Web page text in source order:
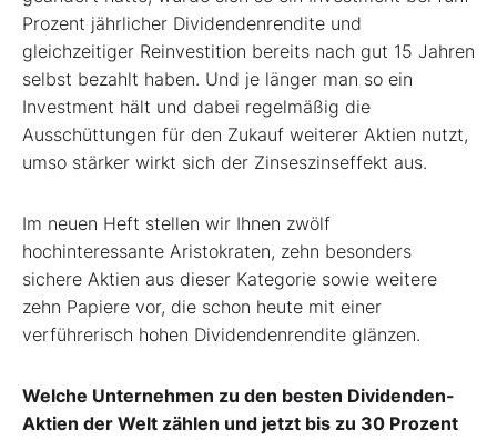
Prozent jährlicher Dividendenrendite und
gleichzeitiger Reinvestition bereits nach gut 15 Jahren
selbst bezahlt haben. Und je länger man so ein
Investment hält und dabei regelmäßig die
Ausschüttungen für den Zukauf weiterer Aktien nutzt,
umso stärker wirkt sich der Zinseszinseffekt aus.
Im neuen Heft stellen wir Ihnen zwölf
hochinteressante Aristokraten, zehn besonders
sichere Aktien aus dieser Kategorie sowie weitere
zehn Papiere vor, die schon heute mit einer
verführerisch hohen Dividendenrendite glänzen.
Welche Unternehmen zu den besten Dividenden-
Aktien der Welt zählen und jetzt bis zu 30 Prozent